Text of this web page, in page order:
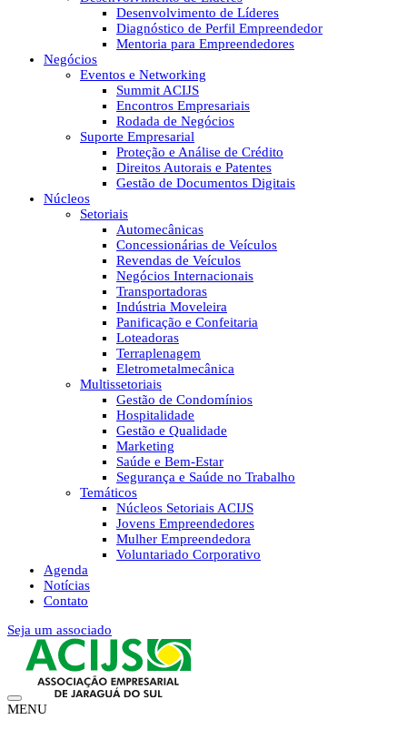
Desenvolvimento de Líderes
Diagnóstico de Perfil Empreendedor
Mentoria para Empreendedores
Negócios
Eventos e Networking
Summit ACIJS
Encontros Empresariais
Rodada de Negócios
Suporte Empresarial
Proteção e Análise de Crédito
Direitos Autorais e Patentes
Gestão de Documentos Digitais
Núcleos
Setoriais
Automecânicas
Concessionárias de Veículos
Revendas de Veículos
Negócios Internacionais
Transportadoras
Indústria Moveleira
Panificação e Confeitaria
Loteadoras
Terraplenagem
Eletrometalmecânica
Multissetoriais
Gestão de Condomínios
Hospitalidade
Gestão e Qualidade
Marketing
Saúde e Bem-Estar
Segurança e Saúde no Trabalho
Temáticos
Núcleos Setoriais ACIJS
Jovens Empreendedores
Mulher Empreendedora
Voluntariado Corporativo
Agenda
Notícias
Contato
Seja um associado
MENU